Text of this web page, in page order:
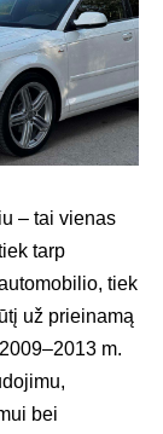
– tai vienas
tarp
tiek
už prieinamą
m.
bei